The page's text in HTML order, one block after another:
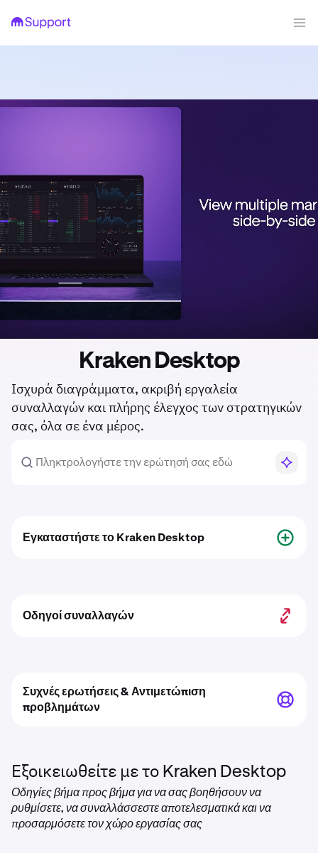
Kraken Desktop
Ισχυρά διαγράμματα, ακριβή εργαλεία
συναλλαγών και πλήρης έλεγχος των στρατηγικών
σας, όλα σε ένα μέρος.
Εγκαταστήστε το Kraken Desktop
Οδηγοί συναλλαγών
Συχνές ερωτήσεις & Αντιμετώπιση
προβλημάτων
Εξοικειωθείτε με το Kraken Desktop
Οδηγίες βήμα προς βήμα για να σας βοηθήσουν να
ρυθμίσετε, να συναλλάσσεστε αποτελεσματικά και να
προσαρμόσετε τον χώρο εργασίας σας